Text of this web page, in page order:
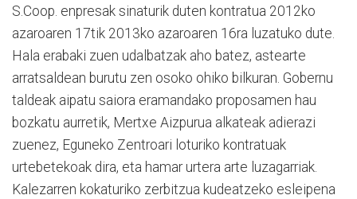
S.Coop. enpresak sinaturik duten kontratua 2012ko
azaroaren 17tik 2013ko azaroaren 16ra luzatuko dute.
Hala erabaki zuen udalbatzak aho batez, astearte
arratsaldean burutu zen osoko ohiko bilkuran. Gobernu
taldeak aipatu saiora eramandako proposamen hau
bozkatu aurretik, Mertxe Aizpurua alkateak adierazi
zuenez, Eguneko Zentroari loturiko kontratuak
urtebetekoak dira, eta hamar urtera arte luzagarriak.
Kalezarren kokaturiko zerbitzua kudeatzeko esleipena